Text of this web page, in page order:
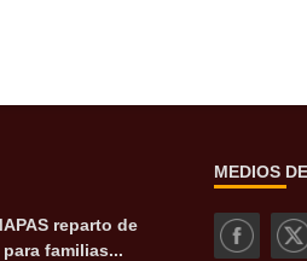
reparto de
familias...
MEDIOS